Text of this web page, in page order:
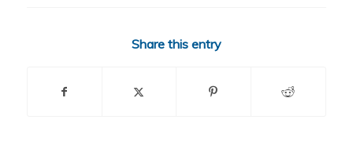
Share this entry